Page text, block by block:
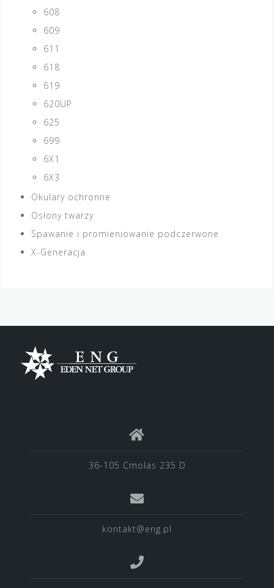
608
609
611
618
619
620UP
625
699
6X1
6X3
Okulary ochronne
Osłony twarzy
Spawanie i promieniowanie podczerwone
X-Generacja
36-105 Cmolas 235 D
kontakt@eng.pl